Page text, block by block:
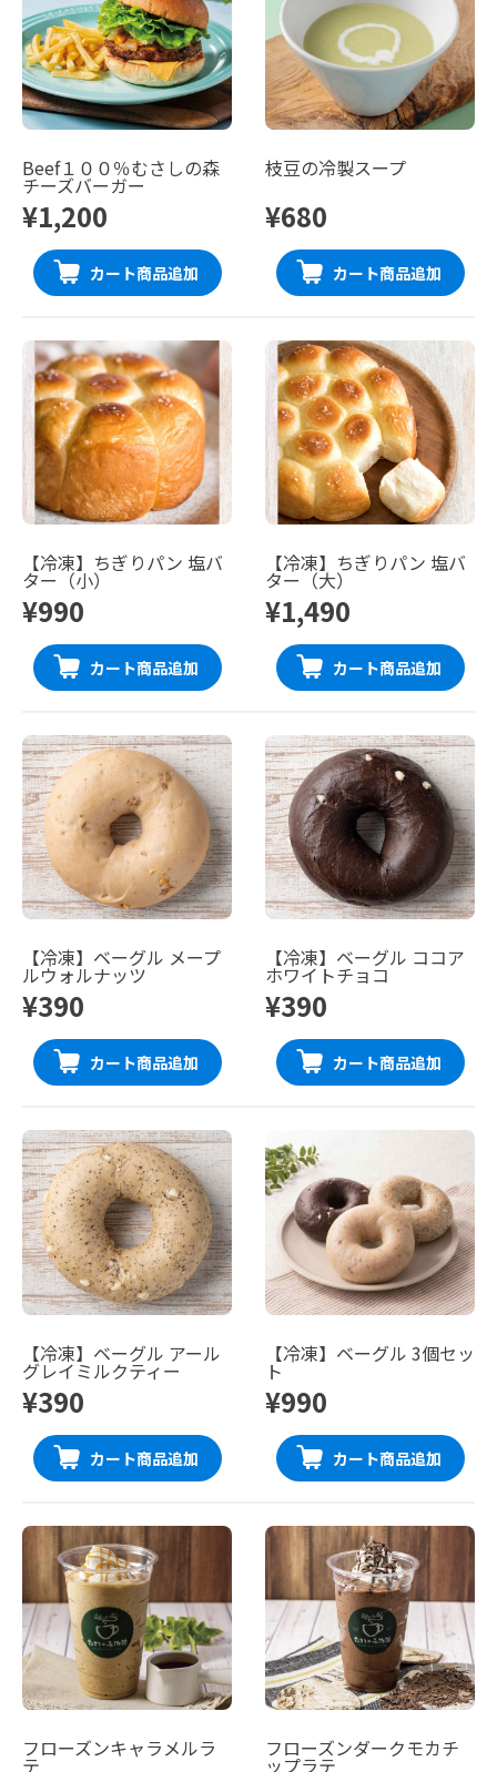
Beef１００％むさしの森
チーズバーガー
¥1,200
カート商品追加
枝豆の冷製スープ
¥680
カート商品追加
【冷凍】ちぎりパン 塩バ
ター（小）
¥990
カート商品追加
【冷凍】ちぎりパン 塩バ
ター（大）
¥1,490
カート商品追加
【冷凍】ベーグル メープ
ルウォルナッツ
¥390
カート商品追加
【冷凍】ベーグル ココア
ホワイトチョコ
¥390
カート商品追加
【冷凍】ベーグル アール
グレイミルクティー
¥390
カート商品追加
【冷凍】ベーグル 3個セッ
ト
¥990
カート商品追加
フローズンキャラメルラ
テ
フローズンダークモカチ
ップラテ